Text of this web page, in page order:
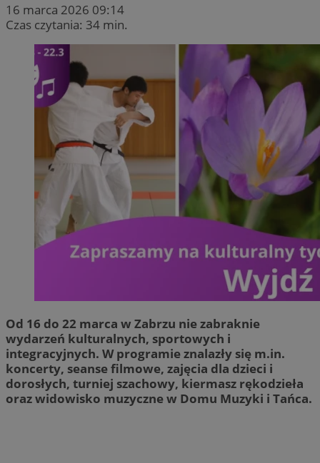
16 marca 2026 09:14
Czas czytania: 34 min.
Od 16 do 22 marca w Zabrzu nie zabraknie
wydarzeń kulturalnych, sportowych i
integracyjnych. W programie znalazły się m.in.
koncerty, seanse filmowe, zajęcia dla dzieci i
dorosłych, turniej szachowy, kiermasz rękodzieła
oraz widowisko muzyczne w Domu Muzyki i Tańca.